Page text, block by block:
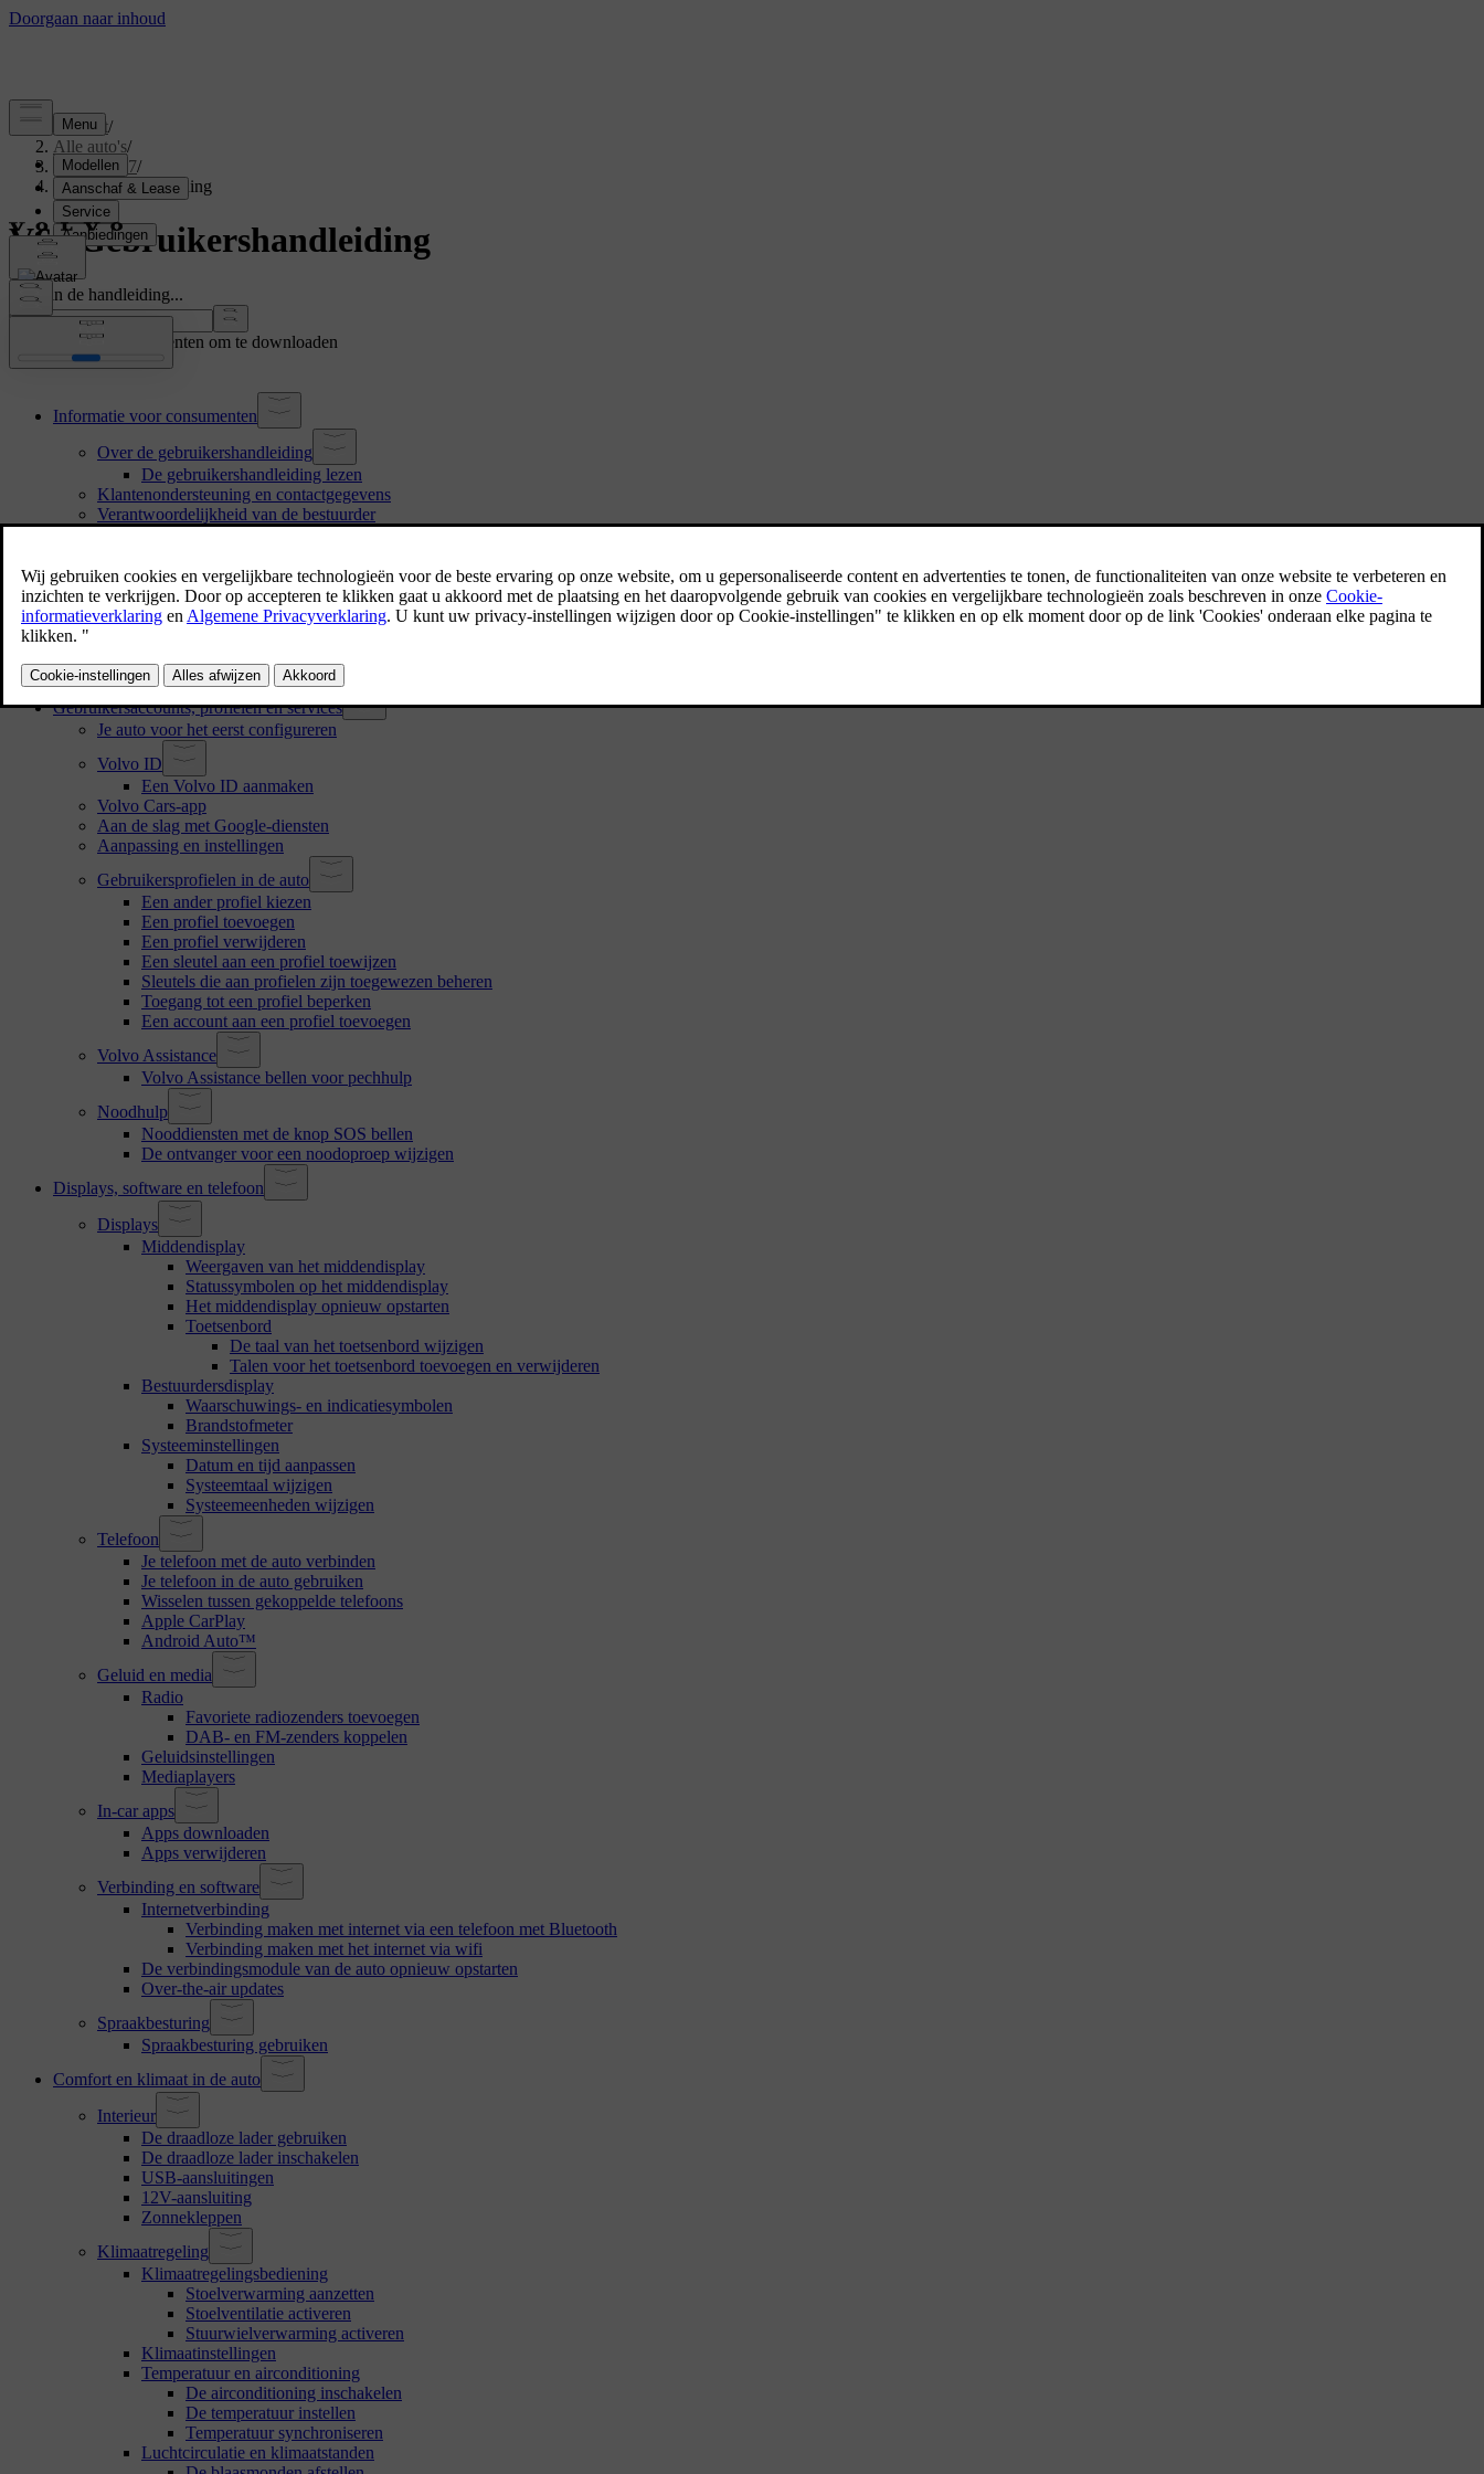
Support/
Alle auto's/
V60 2027/
Gebruikershandleiding
V60 Gebruikershandleiding
Zoek in de handleiding...
Toon andere documenten om te downloaden
Informatie voor consumenten
Over de gebruikershandleiding
De gebruikershandleiding lezen
Klantenondersteuning en contactgegevens
Verantwoordelijkheid van de bestuurder
Akkoord gaan met de algemene voorwaarden en gegevens verzamelen
Behandeling van geregistreerde en verzamelde gegevens
Online diensten en 'fair use'
Aanbevelingen als je naar een andere regio verhuist
Gebruikersaccounts, profielen en services
Je auto voor het eerst configureren
Volvo ID
Een Volvo ID aanmaken
Volvo Cars-app
Aan de slag met Google-diensten
Aanpassing en instellingen
Gebruikersprofielen in de auto
Een ander profiel kiezen
Een profiel toevoegen
Een profiel verwijderen
Een sleutel aan een profiel toewijzen
Sleutels die aan profielen zijn toegewezen beheren
Toegang tot een profiel beperken
Een account aan een profiel toevoegen
Volvo Assistance
Volvo Assistance bellen voor pechhulp
Noodhulp
Nooddiensten met de knop SOS bellen
De ontvanger voor een noodoproep wijzigen
Displays, software en telefoon
Displays
Middendisplay
Weergaven van het middendisplay
Statussymbolen op het middendisplay
Het middendisplay opnieuw opstarten
Toetsenbord
De taal van het toetsenbord wijzigen
Talen voor het toetsenbord toevoegen en verwijderen
Bestuurdersdisplay
Waarschuwings- en indicatiesymbolen
Brandstofmeter
Systeeminstellingen
Datum en tijd aanpassen
Systeemtaal wijzigen
Systeemeenheden wijzigen
Telefoon
Je telefoon met de auto verbinden
Je telefoon in de auto gebruiken
Wisselen tussen gekoppelde telefoons
Apple CarPlay
Android Auto™
Geluid en media
Radio
Favoriete radiozenders toevoegen
DAB- en FM-zenders koppelen
Geluidsinstellingen
Mediaplayers
In-car apps
Apps downloaden
Apps verwijderen
Verbinding en software
Internetverbinding
Verbinding maken met internet via een telefoon met Bluetooth
Verbinding maken met het internet via wifi
De verbindingsmodule van de auto opnieuw opstarten
Over-the-air updates
Spraakbesturing
Spraakbesturing gebruiken
Comfort en klimaat in de auto
Interieur
De draadloze lader gebruiken
De draadloze lader inschakelen
USB-aansluitingen
12V-aansluiting
Zonnekleppen
Klimaatregeling
Klimaatregelingsbediening
Stoelverwarming aanzetten
Stoelventilatie activeren
Stuurwielverwarming activeren
Klimaatinstellingen
Temperatuur en airconditioning
De airconditioning inschakelen
De temperatuur instellen
Temperatuur synchroniseren
Luchtcirculatie en klimaatstanden